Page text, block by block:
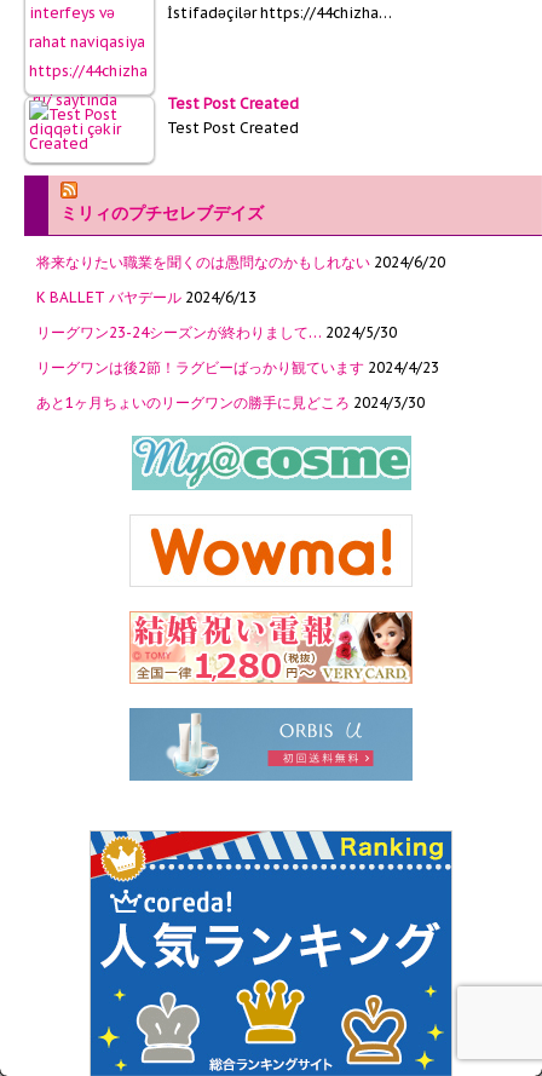
İstifadəçilər https://44chizha…
Test Post Created
Test Post Created
ミリィのプチセレブデイズ
将来なりたい職業を聞くのは愚問なのかもしれない 2024/6/20
K BALLET バヤデール 2024/6/13
リーグワン23-24シーズンが終わりまして… 2024/5/30
リーグワンは後2節！ラグビーばっかり観ています 2024/4/23
あと1ヶ月ちょいのリーグワンの勝手に見どころ 2024/3/30